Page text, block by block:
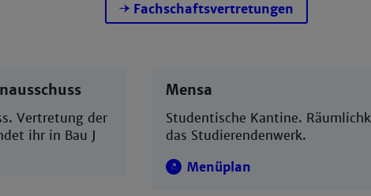
Fachschaftsvertretungen
Vertretung der
ihr in Bau J
Mensa
Studentische Kantine.
das Studierendenwerk.
Menüplan